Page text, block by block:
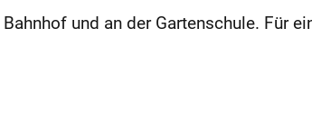
und an der Gartenschule. Für